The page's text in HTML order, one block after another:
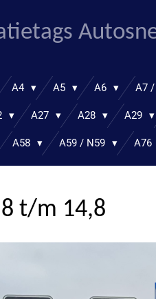
A4 A5 A6 A7
A27 A28 A29
A58 A59 / N59 A76
t/m 14,8